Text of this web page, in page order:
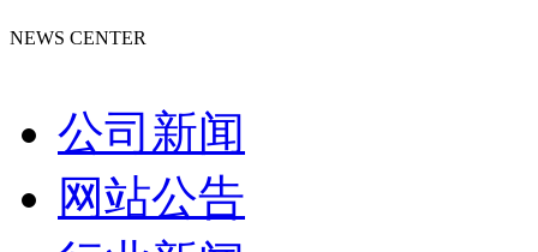
NEWS CENTER
公司新闻
网站公告